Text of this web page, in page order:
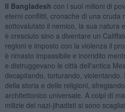
Il Bangladesh con i suoi milioni di
eterni conflitti, cronache di una cruda
sottovalutato il nemico, la sua natura
è cresciuto sino a diventare un
regioni e imposto con la violenza il
è rimasto impassibile e inorridito
e distruggevano le città dell'antica
decapitando, torturando, violentando.
della storia e delle religioni,
architettonico universale. A colpi di
milizie dei nazi-jihadisti si sono